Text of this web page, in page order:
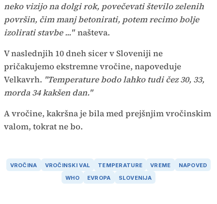
neko vizijo na dolgi rok, povečevati število zelenih
površin, čim manj betonirati, potem recimo bolje
izolirati stavbe ..." našteva.
V naslednjih 10 dneh sicer v Sloveniji ne
pričakujemo ekstremne vročine, napoveduje
Velkavrh. "Temperature bodo lahko tudi čez 30, 33,
morda 34 kakšen dan."
A vročine, kakršna je bila med prejšnjim vročinskim
valom, tokrat ne bo.
VROČINA VROČINSKI VAL TEMPERATURE VREME
NAPOVED
WHO
EVROPA SLOVENIJA